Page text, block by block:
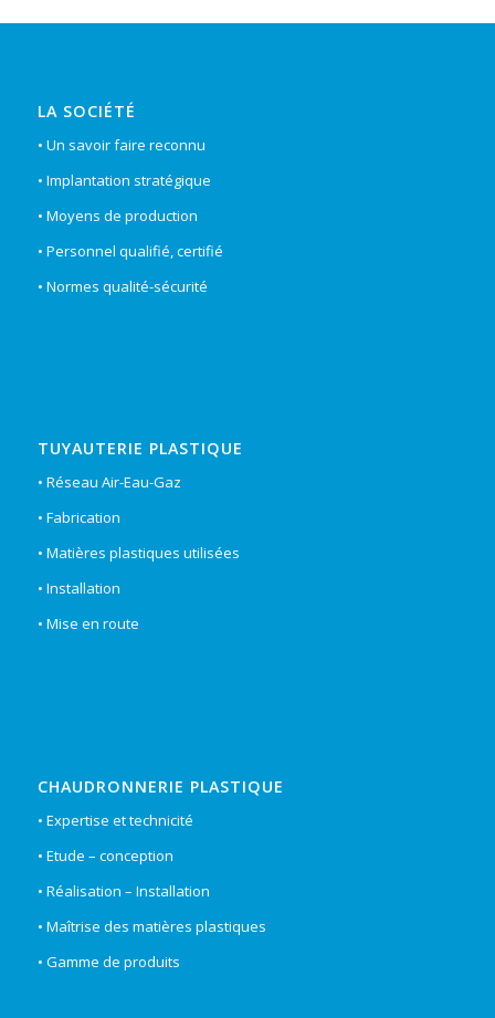
LA SOCIÉTÉ
• Un savoir faire reconnu
• Implantation stratégique
• Moyens de production
• Personnel qualifié, certifié
• Normes qualité-sécurité
TUYAUTERIE PLASTIQUE
• Réseau Air-Eau-Gaz
• Fabrication
• Matières plastiques utilisées
• Installation
• Mise en route
CHAUDRONNERIE PLASTIQUE
• Expertise et technicité
• Etude – conception
• Réalisation – Installation
• Maîtrise des matières plastiques
• Gamme de produits